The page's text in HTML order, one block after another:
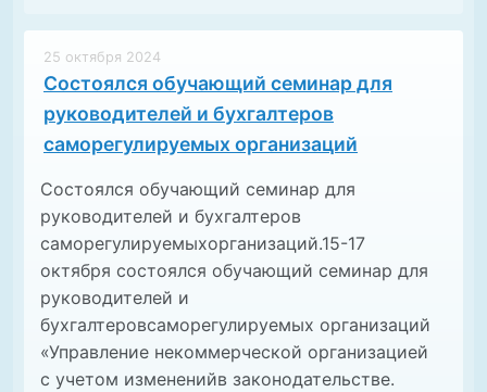
25 октября 2024
Состоялся обучающий семинар для
руководителей и бухгалтеров
саморегулируемых организаций
Состоялся обучающий семинар для
руководителей и бухгалтеров
саморегулируемыхорганизаций.15-17
октября состоялся обучающий семинар для
руководителей и
бухгалтеровсаморегулируемых организаций
«Управление некоммерческой организацией
с учетом измененийв законодательстве.